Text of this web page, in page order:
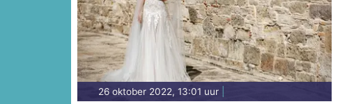
26 oktober 2022, 13:01 uur